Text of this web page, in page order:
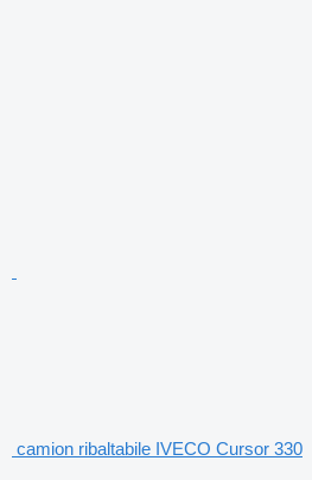
camion ribaltabile IVECO Cursor 330